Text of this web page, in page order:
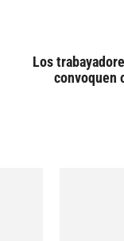
Los
convoquen